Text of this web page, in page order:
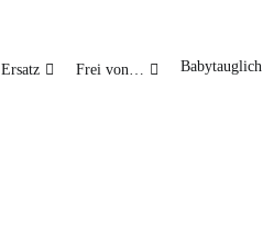
Ersatz Frei von… Babytauglich